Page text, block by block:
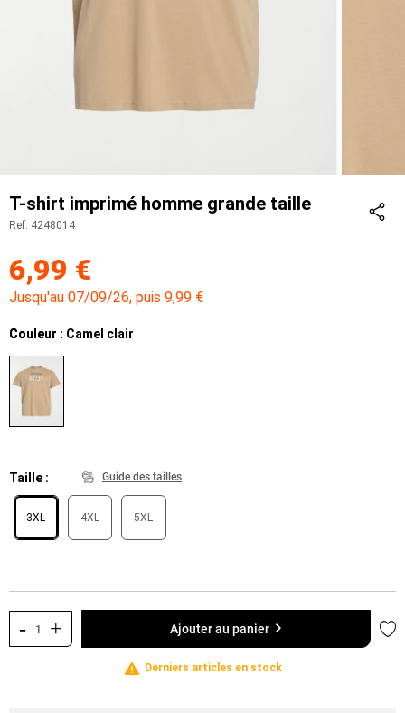
T-shirt imprimé homme grande taille
Ref. 4248014
6,99 €
Jusqu'au 07/09/26, puis 9,99 €
Couleur
Couleur : Camel clair
Taille Guide des tailles
3XL 4XL 5XL
- + Ajouter au panier
Derniers articles en stock